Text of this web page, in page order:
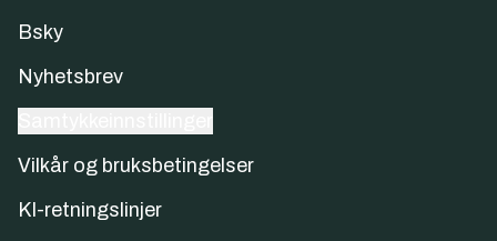
Bsky
Nyhetsbrev
Vilkår og bruksbetingelser
KI-retningslinjer